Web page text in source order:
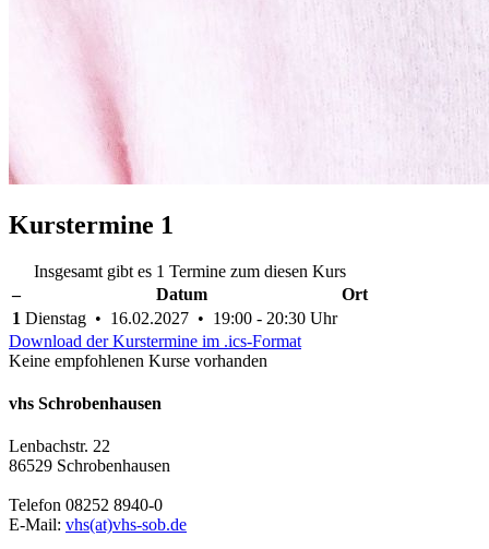
Kurstermine 1
Insgesamt gibt es 1 Termine zum diesen Kurs
–
Datum
Ort
1 Dienstag • 16.02.2027 • 19:00 - 20:30 Uhr
Download der Kurstermine im .ics-Format
Keine empfohlenen Kurse vorhanden
vhs Schrobenhausen
Lenbachstr. 22
86529 Schrobenhausen
Telefon 08252 8940-0
E-Mail: vhs(at)vhs-sob.de